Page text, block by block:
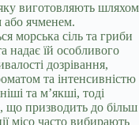
виготовляють шляхом
або ячменем.
морська сіль та гриби
надає їй особливого
дозрівання,
та інтенсивністю
та м’якші, тоді
що призводить до більш
місо часто вибирають